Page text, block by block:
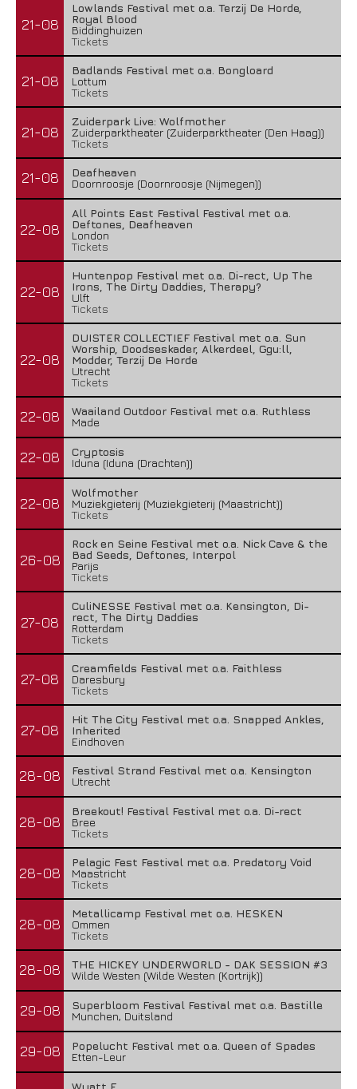
21-08
Lowlands Festival met o.a. Terzij De Horde,
Royal Blood
Biddinghuizen
Tickets
21-08
Badlands Festival met o.a. Bongloard
Lottum
Tickets
21-08
Zuiderpark Live: Wolfmother
Zuiderparktheater (Zuiderparktheater (Den Haag))
Tickets
21-08
Deafheaven
Doornroosje (Doornroosje (Nijmegen))
22-08
All Points East Festival Festival met o.a.
Deftones, Deafheaven
London
Tickets
22-08
Huntenpop Festival met o.a. Di-rect, Up The
Irons, The Dirty Daddies, Therapy?
Ulft
Tickets
22-08
DUISTER COLLECTIEF Festival met o.a. Sun
Worship, Doodseskader, Alkerdeel, Ggu:ll,
Modder, Terzij De Horde
Utrecht
Tickets
22-08
Waailand Outdoor Festival met o.a. Ruthless
Made
22-08
Cryptosis
Iduna (Iduna (Drachten))
22-08
Wolfmother
Muziekgieterij (Muziekgieterij (Maastricht))
Tickets
26-08
Rock en Seine Festival met o.a. Nick Cave & the
Bad Seeds, Deftones, Interpol
Parijs
Tickets
27-08
CuliNESSE Festival met o.a. Kensington, Di-
rect, The Dirty Daddies
Rotterdam
Tickets
27-08
Creamfields Festival met o.a. Faithless
Daresbury
Tickets
27-08
Hit The City Festival met o.a. Snapped Ankles,
Inherited
Eindhoven
28-08
Festival Strand Festival met o.a. Kensington
Utrecht
28-08
Breekout! Festival Festival met o.a. Di-rect
Bree
Tickets
28-08
Pelagic Fest Festival met o.a. Predatory Void
Maastricht
Tickets
28-08
Metallicamp Festival met o.a. HESKEN
Ommen
Tickets
28-08
THE HICKEY UNDERWORLD - DAK SESSION #3
Wilde Westen (Wilde Westen (Kortrijk))
29-08
Superbloom Festival Festival met o.a. Bastille
Munchen, Duitsland
29-08
Popelucht Festival met o.a. Queen of Spades
Etten-Leur
Wyatt E.